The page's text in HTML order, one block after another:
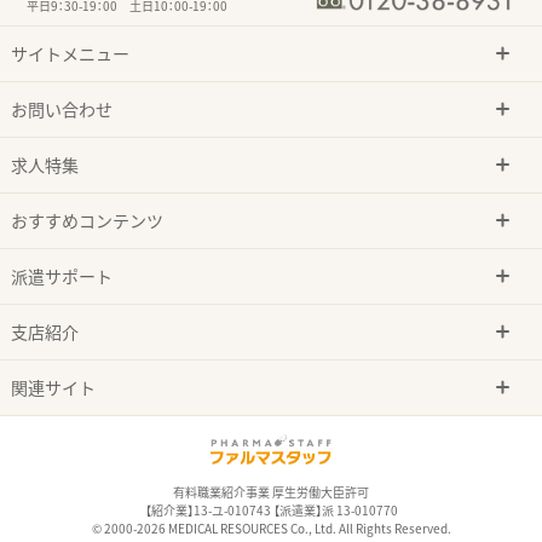
平日9：30-19：00 土日10：00-19：00
サイトメニュー
お問い合わせ
求人特集
おすすめコンテンツ
派遣サポート
支店紹介
関連サイト
有料職業紹介事業 厚生労働大臣許可
【紹介業】13-ユ-010743 【派遣業】派 13-010770
© 2000-2026 MEDICAL RESOURCES Co., Ltd. All Rights Reserved.